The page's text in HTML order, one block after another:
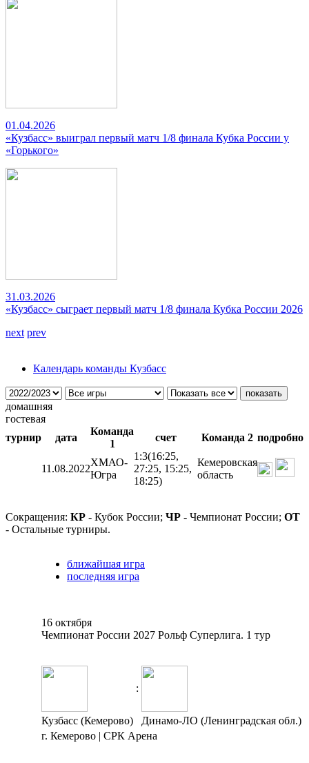
01.04.2026
«Кузбасс» выиграл первый матч 1/8 финала Кубка России у
«Горького»
31.03.2026
«Кузбасс» сыграет первый матч 1/8 финала Кубка России 2026
next prev
Календарь команды Кузбасс
домашняя
гостевая
турнир
дата
Команда
1
счет Команда 2 подробно
11.08.2022
ХМАО-
Югра
1:3(16:25,
27:25, 15:25,
18:25)
Кемеровская
область
Сокращения: КР - Кубок России; ЧР - Чемпионат России; ОТ
- Остальные турниры.
ближайшая игра
последняя игра
16 октября
Чемпионат России 2027 Рольф Суперлига. 1 тур
:
Кузбасс (Кемерово)
Динамо-ЛО (Ленинградская обл.)
г. Кемерово | СРК Арена